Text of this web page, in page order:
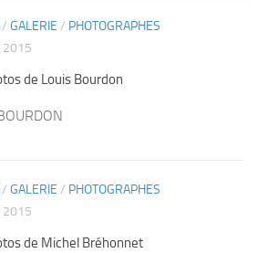
/ GALERIE / PHOTOGRAPHES
2015
de Louis Bourdon
/ GALERIE / PHOTOGRAPHES
2015
de Michel Bréhonnet